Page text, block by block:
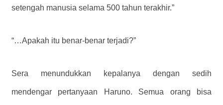
setengah manusia selama 500 tahun terakhir.”
“…Apakah itu benar-benar terjadi?”
Sera menundukkan kepalanya dengan sedih
mendengar pertanyaan Haruno. Semua orang bisa